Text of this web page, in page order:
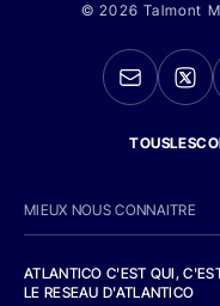
© 2026 Talmont
MIEUX NOUS CONNAITRE
ATLANTICO C'EST QUI,
LE RESEAU D'ATLANTICO